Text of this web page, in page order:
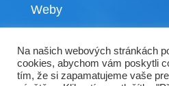
Weby
doracompliant.cz
kyberctvrtky.cz
Na našich webových stránkách
cookies, abychom vám poskytli
tím, že si zapamatujeme vaše